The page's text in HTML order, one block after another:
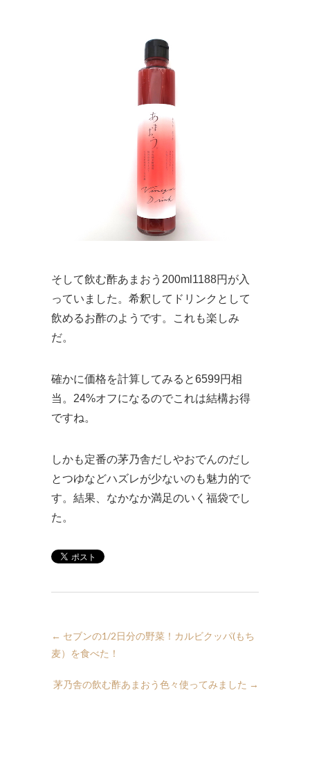
そして飲む酢あまおう200ml1188円が入
っていました。希釈してドリンクとして
飲めるお酢のようです。これも楽しみ
だ。
確かに価格を計算してみると6599円相
当。24%オフになるのでこれは結構お得
ですね。
しかも定番の茅乃舎だしやおでんのだし
とつゆなどハズレが少ないのも魅力的で
す。結果、なかなか満足のいく福袋でし
た。
← セブンの1/2日分の野菜！カルビクッパ(もち
麦）を食べた！
茅乃舎の飲む酢あまおう色々使ってみました →